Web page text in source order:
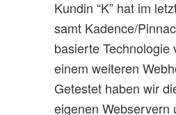
Kundin “K” hat im
samt Kadence/
basierte
einem weiteren
Getestet haben wir
eigenen Webservern